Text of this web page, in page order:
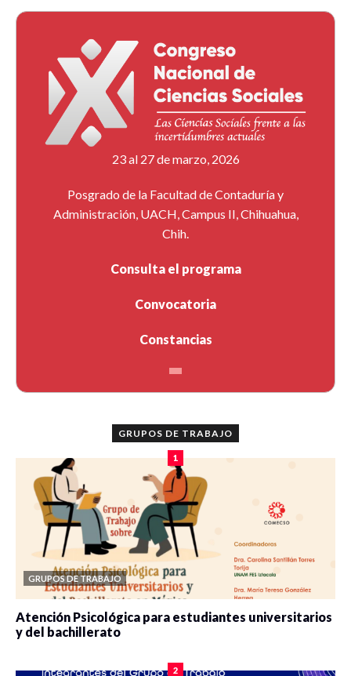
23 al 27 de marzo, 2026
Posgrado de la Facultad de Contaduría y
Administración, UACH, Campus II, Chihuahua,
Chih.
Consulta el programa
Convocatoria
Constancias
GRUPOS DE TRABAJO
1
GRUPOS DE TRABAJO
Atención Psicológica para estudiantes universitarios
y del bachillerato
2